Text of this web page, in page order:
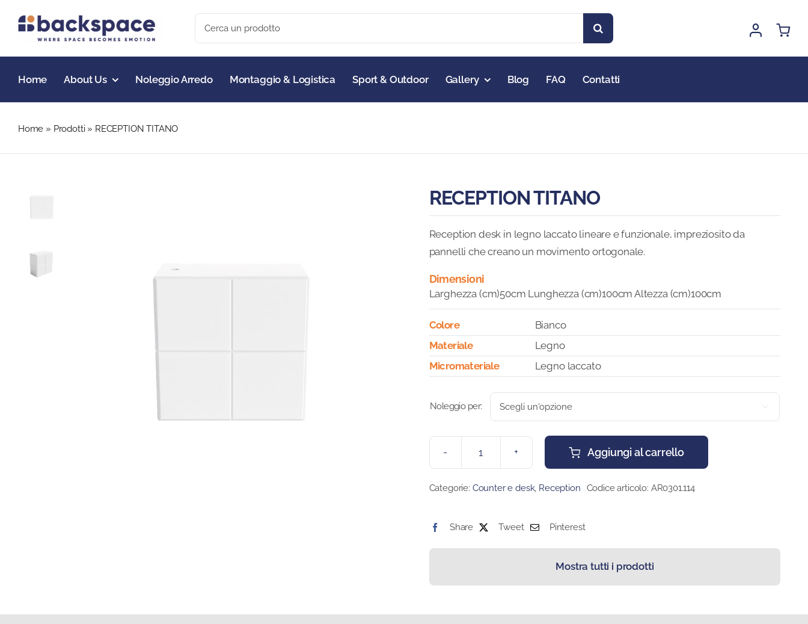
for:
Home About Us Noleggio Arredo Montaggio & Logistica Sport & Outdoor Gallery Blog FAQ Contatti
Home » Prodotti» RECEPTION TITANO
RECEPTION TITANO
Reception desk in legno laccato lineare e funzionale, impreziosito da
pannelli che creano un movimento ortogonale.
Dimensioni
Larghezza (cm)50cm Lunghezza (cm)100cm Altezza (cm)100cm
Colore
Bianco
Materiale
Legno
Micromateriale
Legno laccato
Noleggio per:
RECEPTION
quantità
Aggiungi al carrello
Categorie: Counter e desk, Reception Codice articolo: AR0301.114
Share Tweet Pinterest
Mostra tutti i prodotti